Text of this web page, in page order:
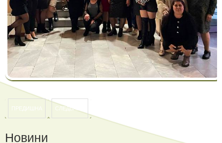
ПРЕДИШНА СЛЕДВАЩА
Новини